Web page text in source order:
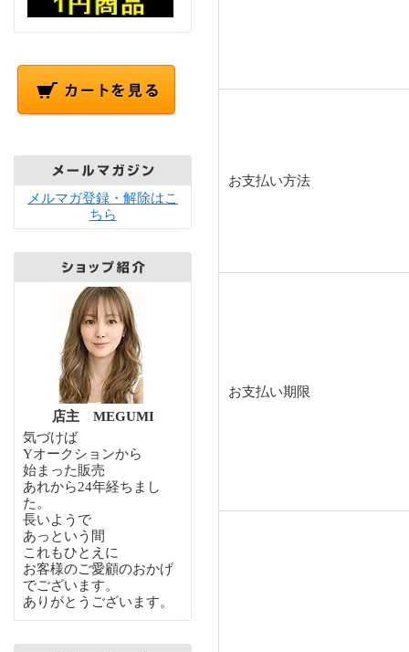
メルマガ登録・解除はこ
ちら
店主 MEGUMI
気づけば
Yオークションから
始まった販売
あれから24年経ちまし
た。
長いようで
あっという間
これもひとえに
お客様のご愛顧のおかげ
でございます。
ありがとうございます。
お支払い方法
お支払い期限